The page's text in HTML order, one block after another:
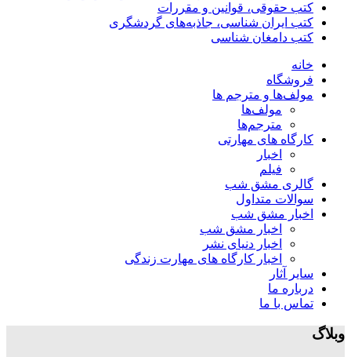
کتب حقوقی، قوانین و مقررات
کتب ایران شناسی، جاذبه‌های گردشگری
کتب دامغان شناسی
خانه
فروشگاه
مولف‌ها و مترجم ها
مولف‌ها
مترجم‌ها
کارگاه های مهارتی
اخبار
فیلم
گالری مشق شب
سوالات متداول
اخبار مشق شب
اخبار مشق شب
اخبار دنیای نشر
اخبار کارگاه های مهارت زندگی
سایر آثار
درباره ما
تماس با ما
وبلاگ